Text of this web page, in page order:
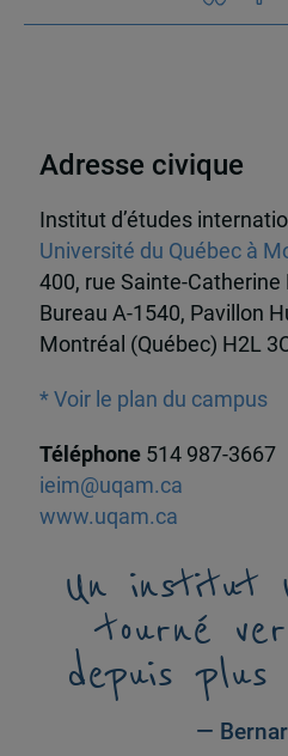
Adresse civique
Institut d’études
Université du Québec à
400, rue Sainte-Catherine
Bureau A-1540, Pavillon
Montréal (Québec) H2L
* Voir le plan du campus
Téléphone 514 987-3667
ieim@uqam.ca
www.uqam.ca
Un institut
tourné
depuis
—